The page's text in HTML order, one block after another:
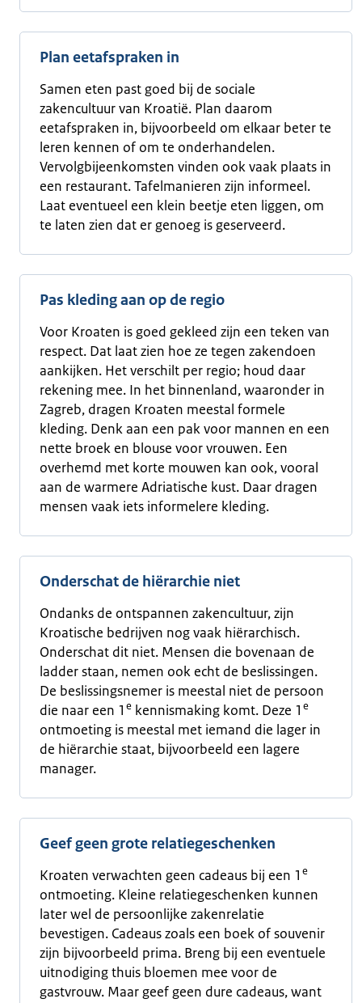
Plan eetafspraken in
Samen eten past goed bij de sociale
zakencultuur van Kroatië. Plan daarom
eetafspraken in, bijvoorbeeld om elkaar beter te
leren kennen of om te onderhandelen.
Vervolgbijeenkomsten vinden ook vaak plaats in
een restaurant. Tafelmanieren zijn informeel.
Laat eventueel een klein beetje eten liggen, om
te laten zien dat er genoeg is geserveerd.
Pas kleding aan op de regio
Voor Kroaten is goed gekleed zijn een teken van
respect. Dat laat zien hoe ze tegen zakendoen
aankijken. Het verschilt per regio; houd daar
rekening mee. In het binnenland, waaronder in
Zagreb, dragen Kroaten meestal formele
kleding. Denk aan een pak voor mannen en een
nette broek en blouse voor vrouwen. Een
overhemd met korte mouwen kan ook, vooral
aan de warmere Adriatische kust. Daar dragen
mensen vaak iets informelere kleding.
Onderschat de hiërarchie niet
Ondanks de ontspannen zakencultuur, zijn
Kroatische bedrijven nog vaak hiërarchisch.
Onderschat dit niet. Mensen die bovenaan de
ladder staan, nemen ook echt de beslissingen.
De beslissingsnemer is meestal niet de persoon
die naar een 1 e kennismaking komt. Deze 1 e
ontmoeting is meestal met iemand die lager in
de hiërarchie staat, bijvoorbeeld een lagere
manager.
Geef geen grote relatiegeschenken
Kroaten verwachten geen cadeaus bij een 1 e
ontmoeting. Kleine relatiegeschenken kunnen
later wel de persoonlijke zakenrelatie
bevestigen. Cadeaus zoals een boek of souvenir
zijn bijvoorbeeld prima. Breng bij een eventuele
uitnodiging thuis bloemen mee voor de
gastvrouw. Maar geef geen dure cadeaus, want